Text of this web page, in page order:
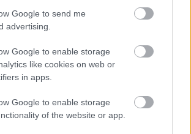
Google to send me
advertising.
Google to enable storage
like cookies on web or
in apps.
Google to enable storage
of the website or app.
helyi víruserő, egyenlőre
a megváltás a reszponzív dizájnban:
element és srcset/sizes